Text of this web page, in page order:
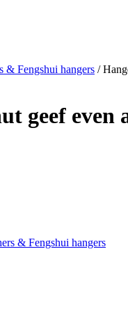
& Fengshui hangers /
geef even
& Fengshui hangers